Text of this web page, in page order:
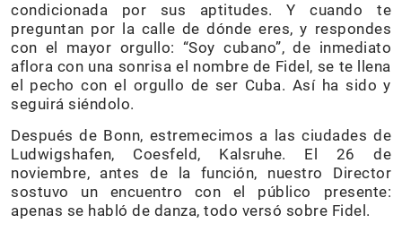
condicionada por sus aptitudes. Y cuando te
preguntan por la calle de dónde eres, y respondes
con el mayor orgullo: “Soy cubano”, de inmediato
aflora con una sonrisa el nombre de Fidel, se te llena
el pecho con el orgullo de ser Cuba. Así ha sido y
seguirá siéndolo.
Después de Bonn, estremecimos a las ciudades de
Ludwigshafen, Coesfeld, Kalsruhe. El 26 de
noviembre, antes de la función, nuestro Director
sostuvo un encuentro con el público presente:
apenas se habló de danza, todo versó sobre Fidel.